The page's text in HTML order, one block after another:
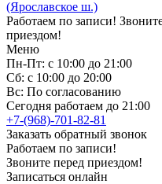
(Ярославское ш.)
Работаем по записи!
приездом!
Меню
Пн-Пт: с 10:00 до 21:00
Сб: с 10:00 до 20:00
Вс: По согласованию
Сегодня работаем до 21:00
+7-(968)-701-82-81
Заказать обратный звонок
Работаем по записи!
Звоните перед приездом!
Записаться онлайн